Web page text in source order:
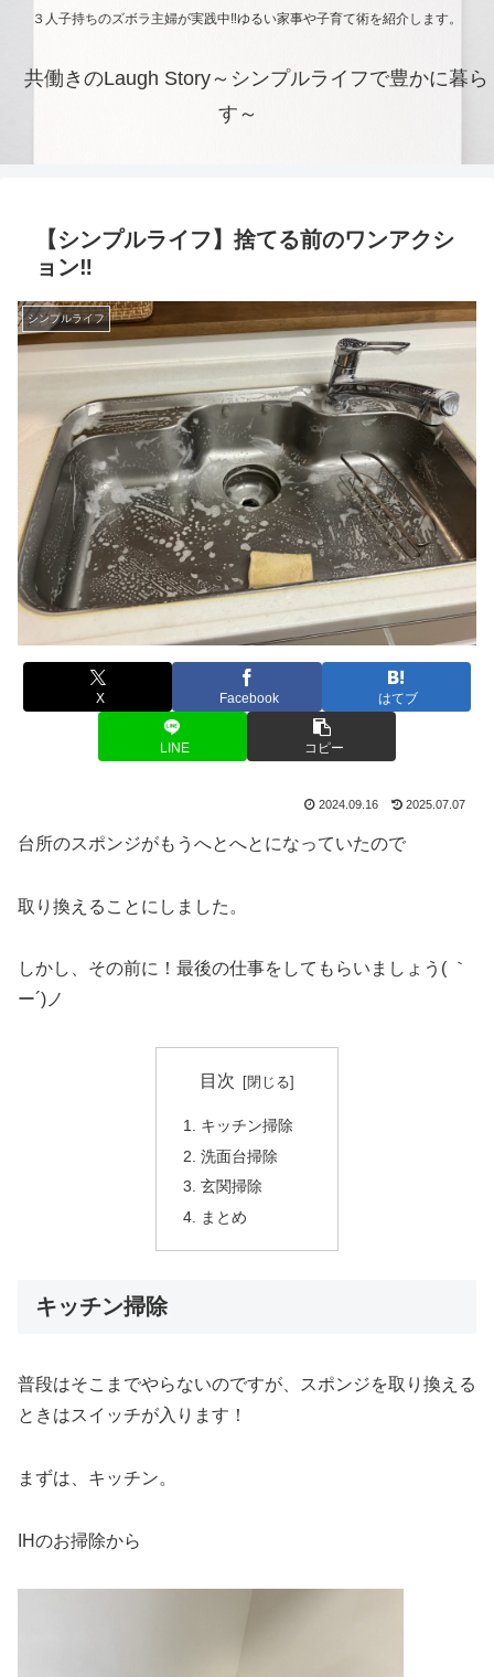
３人子持ちのズボラ主婦が実践中‼ゆるい家事や子育て術を紹介します。
共働きのLaugh Story～シンプルライフで豊かに暮ら
す～
【シンプルライフ】捨てる前のワンアクシ
ョン‼
シンプルライフ
X Facebook はてブ
LINE コピー
2024.09.16 2025.07.07
台所のスポンジがもうへとへとになっていたので
取り換えることにしました。
しかし、その前に！最後の仕事をしてもらいましょう( ｀
ー´)ノ
目次
キッチン掃除
洗面台掃除
玄関掃除
まとめ
キッチン掃除
普段はそこまでやらないのですが、スポンジを取り換える
ときはスイッチが入ります！
まずは、キッチン。
IHのお掃除から